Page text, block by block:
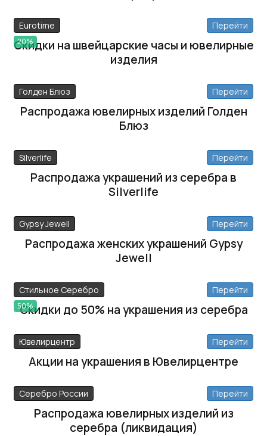
Eurotime
20%
Перейти
Скидки на швейцарские часы и ювелирные
изделия
Голден Блюз Перейти
Распродажа ювелирных изделий Голден
Блюз
Silverlife Перейти
Распродажа украшений из серебра в
Silverlife
Gypsy Jewell Перейти
Распродажа женских украшений Gypsy
Jewell
Стильное Серебро
50%
Перейти
Скидки до 50% на украшения из серебра
Ювелирцентр Перейти
Акции на украшения в Ювелирцентре
Серебро России Перейти
Распродажа ювелирных изделий из
серебра (ликвидация)